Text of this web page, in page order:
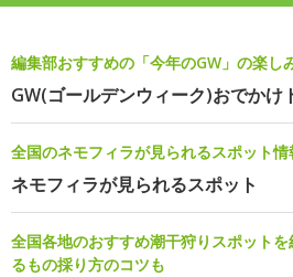
編集部おすすめの「今年のGW」の楽し
GW(ゴールデンウィーク)おでかけ
全国のネモフィラが見られるスポット
ネモフィラが見られるスポット
全国各地のおすすめ潮干狩りスポット
るもの採り方のコツも